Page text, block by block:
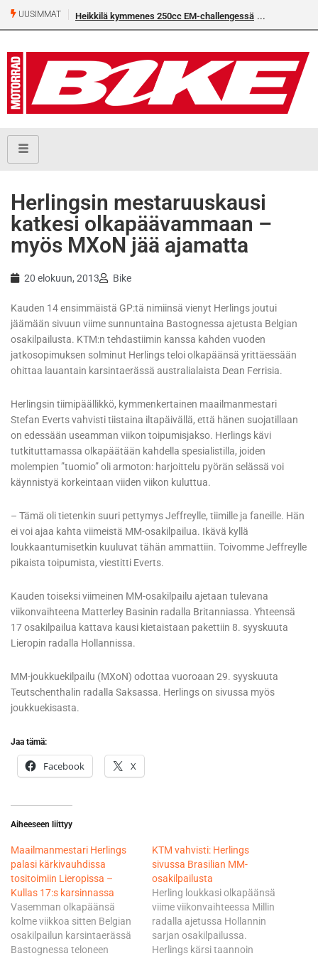
UUSIMMAT Heikkilä kymmenes 250cc EM-challengessä
Herlingsin mestaruuskausi
katkesi olkapäävammaan –
myös MXoN jää ajamatta
20 elokuun, 2013 Bike
Kauden 14 ensimmäistä GP:tä nimiinsä vienyt Herlings joutui
jäämään sivuun viime sunnuntaina Bastognessa ajetusta Belgian
osakilpailusta. KTM:n tehdastiimin kanssa kahden vuoden
jatkosopimuksen solminut Herlings teloi olkapäänsä yrittäessään
ohittaa lauantain karsintaerässä australialaista Dean Ferrisia.
Herlingsin tiimipäällikkö, kymmenkertainen maailmanmestari
Stefan Everts vahvisti tiistaina iltapäivällä, että hänen suojatillaan
on edessään useamman viikon toipumisjakso. Herlings kävi
tutkituttamassa olkapäätään kahdella spesialistilla, joiden
molempien ”tuomio” oli armoton: harjoittelu pyörän selässä voi
käynnistyä korkeintaan viiden viikon kuluttua.
– Tämä oli tietenkin suuri pettymys Jeffreylle, tiimille ja faneille. Hän
ei voi ajaa kahta viimeistä MM-osakilpailua. Ikävä kyllä
loukkaantumisetkin kuuluvat tähän ammattiin. Toivomme Jeffreylle
pikaista toipumista, viestitti Everts.
Kauden toiseksi viimeinen MM-osakilpailu ajetaan tulevana
viikonvaihteena Matterley Basinin radalla Britanniassa. Yhteensä
17 osakilpailua kattava kausi kietaistaan pakettiin 8. syyskuuta
Lieropin radalla Hollannissa.
MM-joukkuekilpailu (MXoN) odottaa vuoroaan 29. syyskuuta
Teutschenthalin radalla Saksassa. Herlings on sivussa myös
joukkuekisasta.
Jaa tämä:
Facebook X
Aiheeseen liittyy
Maailmanmestari Herlings
palasi kärkivauhdissa
tositoimiin Lieropissa –
Kullas 17:s karsinnassa
Vasemman olkapäänsä
kolme viikkoa sitten Belgian
osakilpailun karsintaerässä
Bastognessa teloneen
KTM vahvisti: Herlings
sivussa Brasilian MM-
osakilpailusta
Herling loukkasi olkapäänsä
viime viikonvaihteessa Millin
radalla ajetussa Hollannin
sarjan osakilpailussa.
Herlings kärsi taannoin